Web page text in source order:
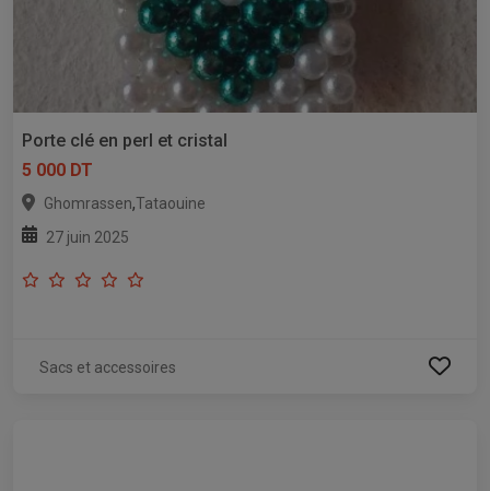
Porte clé en perl et cristal
5 000 DT
Ghomrassen,Tataouine
27 juin 2025
Sacs et accessoires